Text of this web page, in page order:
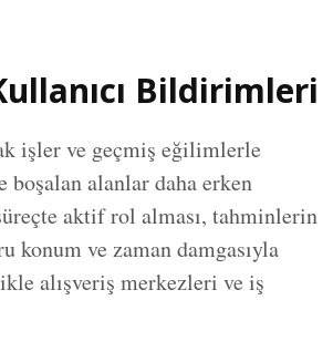
Bildirimleri
işler ve geçmiş eğilimlerle
boşalan alanlar daha erken
aktif rol alması, tahminlerin
ve zaman damgasıyla
alışveriş merkezleri ve iş